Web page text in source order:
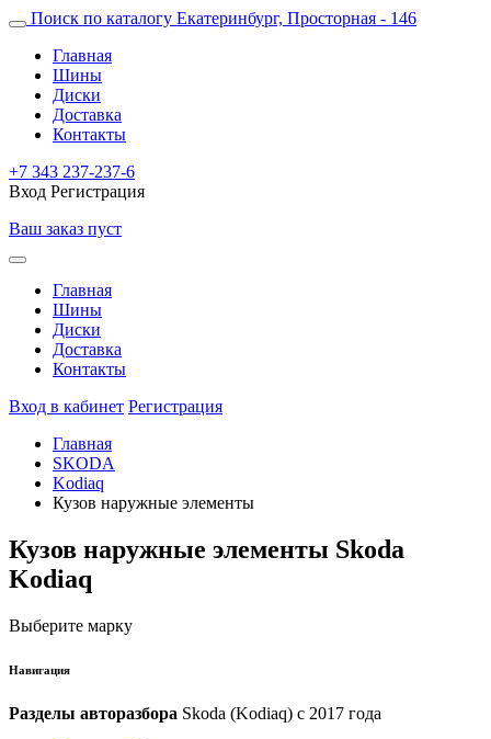
Поиск по каталогу Екатеринбург, Просторная - 146
Главная
Шины
Диски
Доставка
Контакты
+7 343 237-237-6
Вход Регистрация
Ваш заказ пуст
Главная
Шины
Диски
Доставка
Контакты
Вход в кабинет Регистрация
Главная
SKODA
Kodiaq
Кузов наружные элементы
Кузов наружные элементы Skoda
Kodiaq
Выберите марку
Навигация
Разделы авторазбора Skoda (Kodiaq) с 2017 года